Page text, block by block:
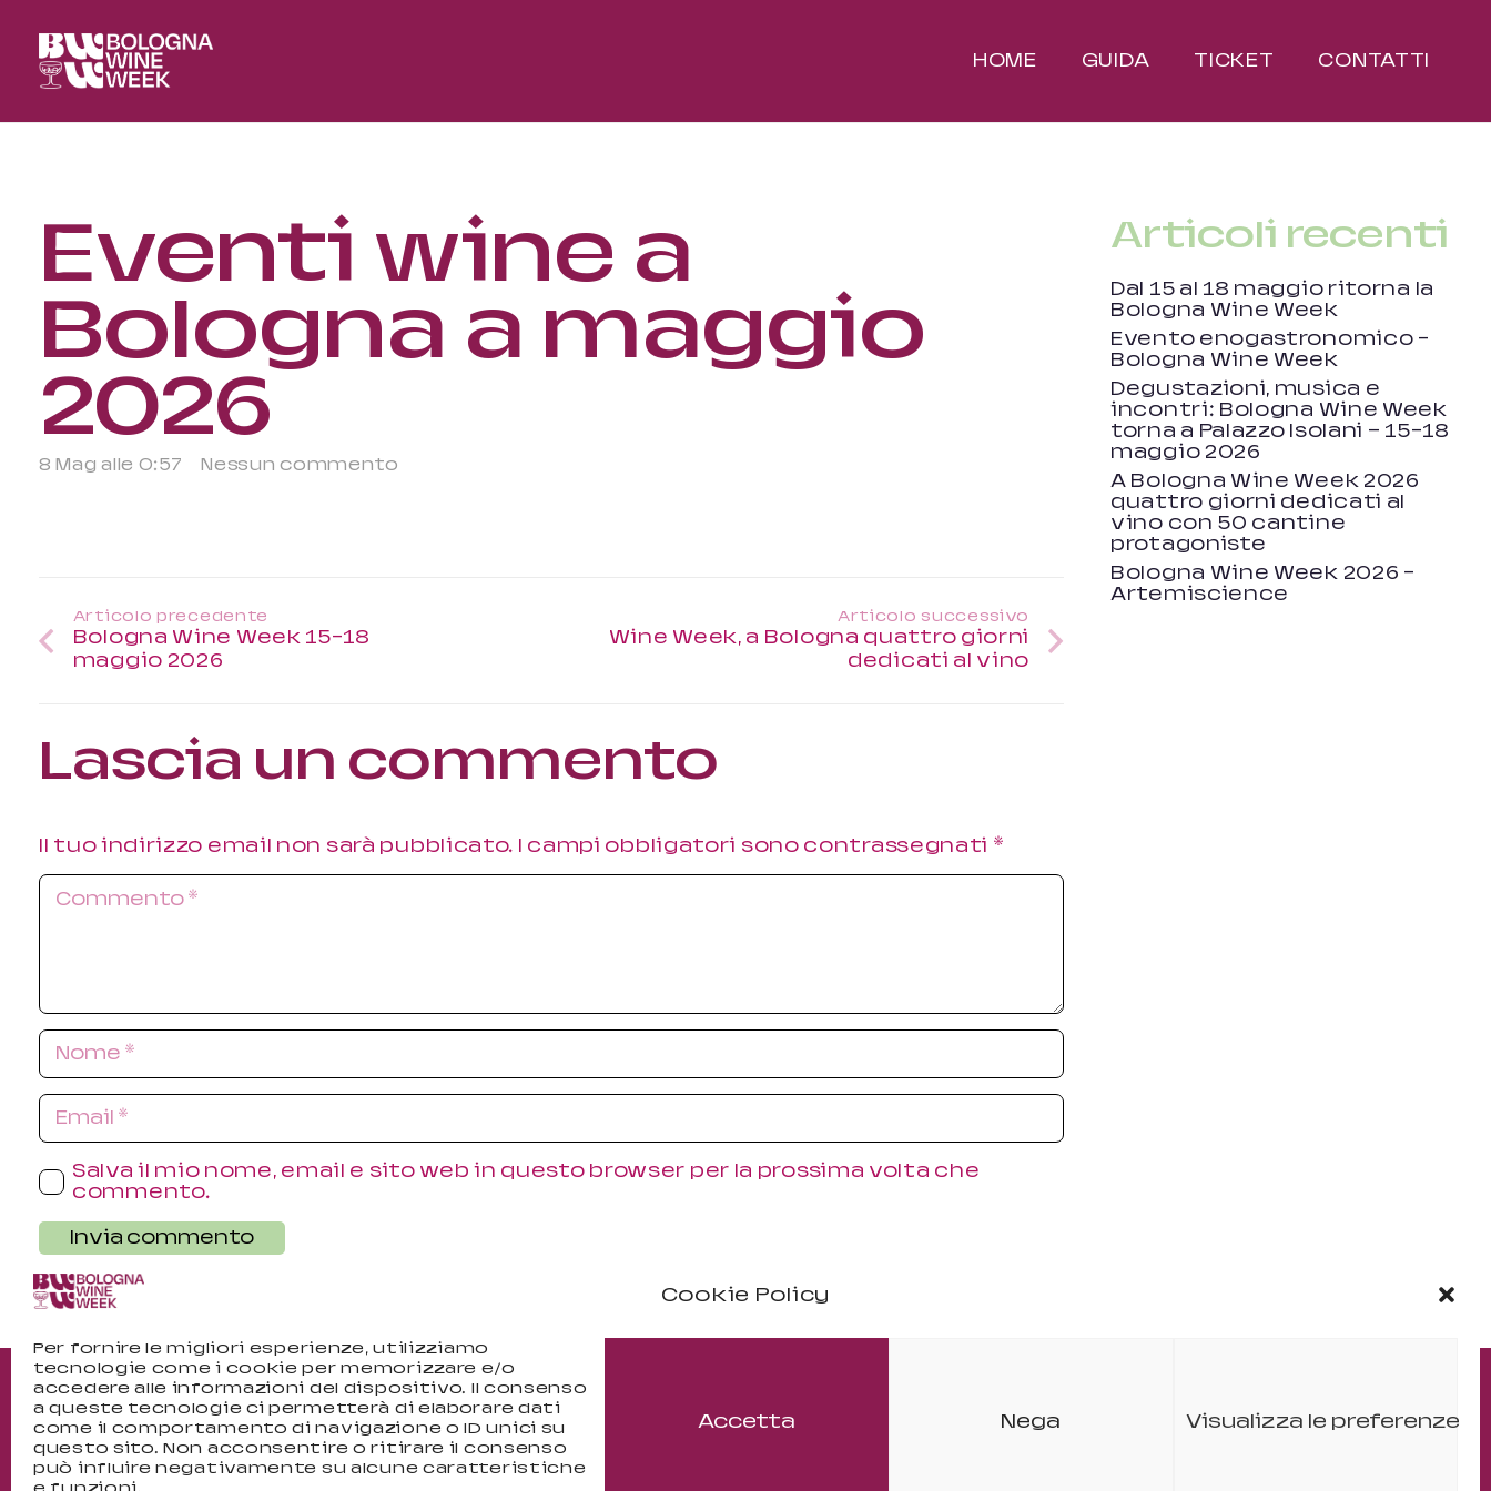
Cookie Policy
Per fornire le migliori esperienze, utilizziamo
tecnologie come i cookie per memorizzare e/o
accedere alle informazioni del dispositivo. Il consenso
a queste tecnologie ci permetterà di elaborare dati
come il comportamento di navigazione o ID unici su
questo sito. Non acconsentire o ritirare il consenso
può influire negativamente su alcune caratteristiche
Accetta Nega Visualizza le preferenze
HOME GUIDA TICKET CONTATTI
Eventi wine a
Bologna a maggio
2026
8 Mag alle 0:57 Nessun commento
Articolo precedente
Bologna Wine Week 15-18
maggio 2026
Articolo successivo
Wine Week, a Bologna quattro giorni
dedicati al vino
Lascia un commento
Il tuo indirizzo email non sarà pubblicato. I campi obbligatori sono contrassegnati *
Salva il mio nome, email e sito web in questo browser per la prossima volta che
commento.
Invia commento
Articoli recenti
Dal 15 al 18 maggio ritorna la
Bologna Wine Week
Evento enogastronomico –
Bologna Wine Week
Degustazioni, musica e
incontri: Bologna Wine Week
torna a Palazzo Isolani — 15-18
maggio 2026
A Bologna Wine Week 2026
quattro giorni dedicati al
vino con 50 cantine
protagoniste
Bologna Wine Week 2026 –
Artemiscience